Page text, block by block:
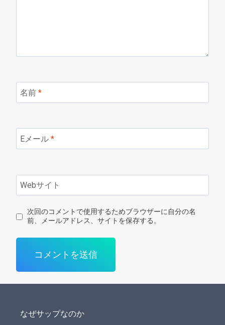
名前 *
Eメール *
Webサイト
次回のコメントで使用するためブラウザーに自分の名
前、メールアドレス、サイトを保存する。
なぜサップなのか